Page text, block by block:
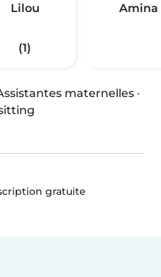
Lilou
(1)
Amina
maternelles ·
gratuite